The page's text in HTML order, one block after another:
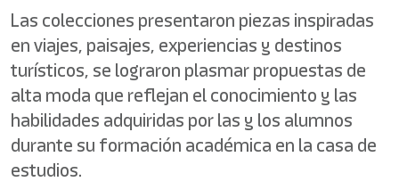
Las colecciones presentaron piezas inspiradas
en viajes, paisajes, experiencias y destinos
turísticos, se lograron plasmar propuestas de
alta moda que reflejan el conocimiento y las
habilidades adquiridas por las y los alumnos
durante su formación académica en la casa de
estudios.